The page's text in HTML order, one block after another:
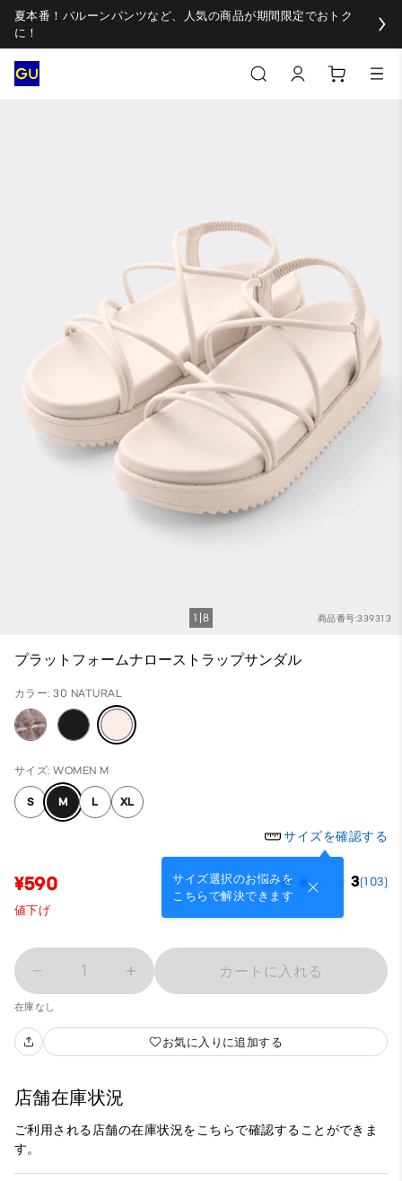
夏本番！バルーンパンツなど、人気の商品が期間限定でおトク
に！
商品番号:339313
1 8
プラットフォームナローストラップサンダル
カラー: 30 NATURAL
サイズ: WOMEN M
S M L XL
サイズを確認する
サイズ選択のお悩みを
こちらで解決できます
¥590 3(103)
値下げ
1 カートに入れる
在庫なし
お気に入りに追加する
店舗在庫状況
ご利用される店舗の在庫状況をこちらで確認することができま
す。